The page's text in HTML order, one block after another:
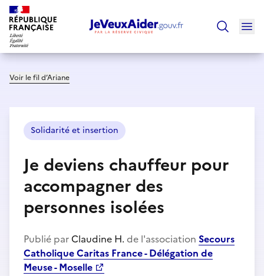
Voir le fil d’Ariane
Solidarité et insertion
Je deviens chauffeur pour
accompagner des
personnes isolées
Publié par Claudine H. de l'association Secours
Catholique Caritas France - Délégation de
Meuse - Moselle